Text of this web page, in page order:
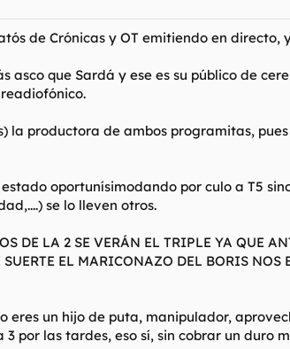
de Crónicas y OT emitiendo en directo,
asco que Sardá y ese es su público de
la productora de ambos programitas,
estado oportunísimodando por culo a T5
se lo lleven otros.
DE LA 2 SE VERÁN EL TRIPLE YA QUE
EL MARICONAZO DEL BORIS NOS
eres un hijo de puta, manipulador,
por las tardes, eso sí, sin cobrar un duro